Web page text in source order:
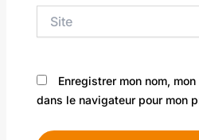
Enregistrer mon nom,
dans le navigateur pour mon